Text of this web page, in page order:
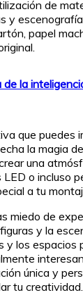
de
y
papel
la
que puedes
la magia
una
o incluso
a tu
miedo de
y la
y los espacios
única y
tu creatividad.